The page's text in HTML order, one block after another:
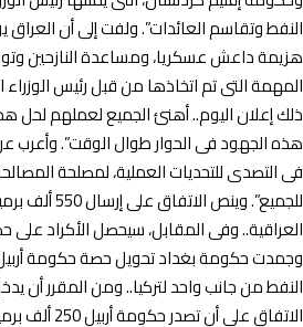
النفط وتقاسم العائدات”‏. ولفت إلى أن
هزيمة داعش ‏عسكريا، ومساعدة النازحين
المهمة التى تم اتخاذها من قبل رئيس
ذلك إعلان اليوم.. أهنئ الجميع لعملهم لحل
هذه الجهود فى الحوار طوال ‏الوقت”‏. وأعرب عن
فى ‏التصدى للتحديات العملية، لمصلحة
للجميع”‏.
وجمدت حكومة بغداد تحويل حصة حكومة أربيل
النفط من جانب واحد لتركيا.‏. ومن المقرر أن
الاتفاق